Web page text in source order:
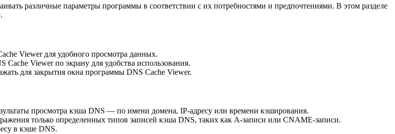
различные параметры программы в соответствии с их потребностями и предпочтениями. В этом разделе
Viewer для удобного просмотра данных.
Viewer по экрану для удобства использования.
для закрытия окна программы DNS Cache Viewer.
просмотра кэша DNS — по имени домена, IP-адресу или времени кэширования.
только определенных типов записей кэша DNS, таких как A-записи или CNAME-записи.
в кэше DNS.